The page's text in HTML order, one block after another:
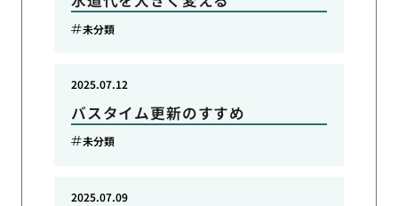
未分類
バスタイム更新のすすめ
2025.07.12
未分類
2025.07.09